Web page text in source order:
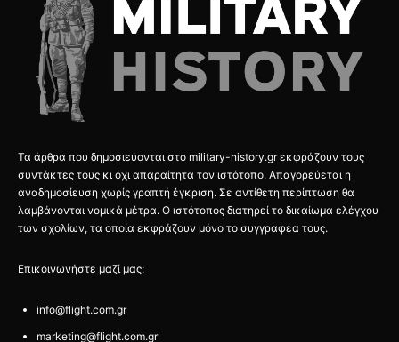
Τα άρθρα που δημοσιεύονται στο military-history.gr εκφράζουν τους
συντάκτες τους κι όχι απαραίτητα τον ιστότοπο. Απαγορεύεται η
αναδημοσίευση χωρίς γραπτή έγκριση. Σε αντίθετη περίπτωση θα
λαμβάνονται νομικά μέτρα. Ο ιστότοπος διατηρεί το δικαίωμα ελέγχου
των σχολίων, τα οποία εκφράζουν μόνο το συγγραφέα τους.
Επικοινωνήστε μαζί μας:
info@flight.com.gr
marketing@flight.com.gr